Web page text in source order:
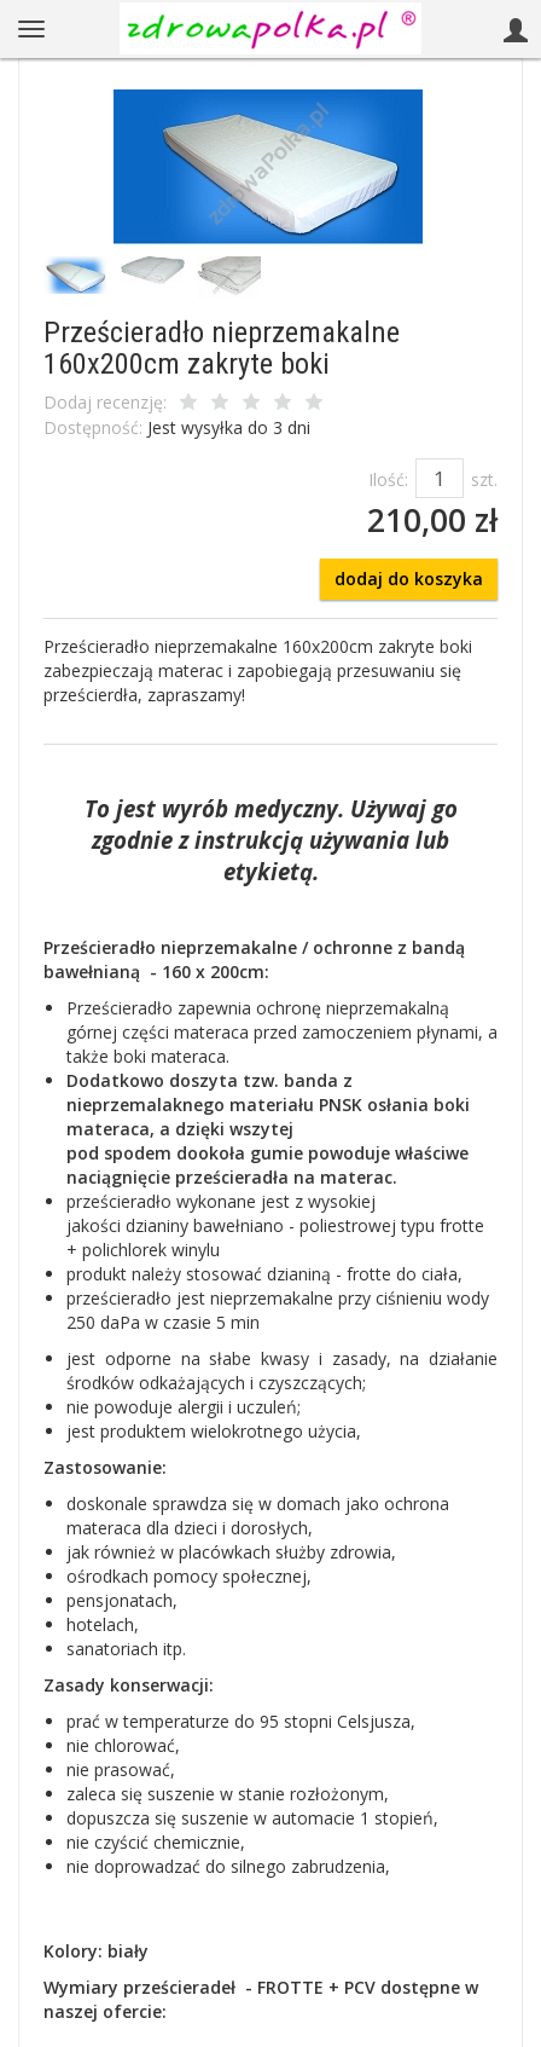
Prześcieradło nieprzemakalne
160x200cm zakryte boki
Dodaj recenzję:
Dostępność: Jest wysyłka do 3 dni
Ilość: szt.
210,00 zł
dodaj do koszyka
Prześcieradło nieprzemakalne 160x200cm zakryte boki
zabezpieczają materac i zapobiegają przesuwaniu się
prześcierdła, zapraszamy!
To jest wyrób medyczny. Używaj go
zgodnie z instrukcją używania lub
etykietą.
Prześcieradło nieprzemakalne / ochronne z bandą
bawełnianą - 160 x 200cm:
Prześcieradło zapewnia ochronę nieprzemakalną
górnej części materaca przed zamoczeniem płynami, a
także boki materaca.
Dodatkowo doszyta tzw. banda z
nieprzemalaknego materiału PNSK osłania boki
materaca, a dzięki wszytej
pod spodem dookoła gumie powoduje właściwe
naciągnięcie prześcieradła na materac.
prześcieradło wykonane jest z wysokiej
jakości dzianiny bawełniano - poliestrowej typu frotte
+ polichlorek winylu
produkt należy stosować dzianiną - frotte do ciała,
prześcieradło jest nieprzemakalne przy ciśnieniu wody
250 daPa w czasie 5 min
jest odporne na słabe kwasy i zasady, na działanie
środków odkażających i czyszczących;
nie powoduje alergii i uczuleń;
jest produktem wielokrotnego użycia,
Zastosowanie:
doskonale sprawdza się w domach jako ochrona
materaca dla dzieci i dorosłych,
jak również w placówkach służby zdrowia,
ośrodkach pomocy społecznej,
pensjonatach,
hotelach,
sanatoriach itp.
Zasady konserwacji:
prać w temperaturze do 95 stopni Celsjusza,
nie chlorować,
nie prasować,
zaleca się suszenie w stanie rozłożonym,
dopuszcza się suszenie w automacie 1 stopień,
nie czyścić chemicznie,
nie doprowadzać do silnego zabrudzenia,
Kolory: biały
Wymiary prześcieradeł - FROTTE + PCV dostępne w
naszej ofercie: